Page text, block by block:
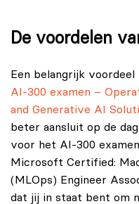
De voordelen
Een belangrijk
AI-300 examen –
and Generative AI
beter aansluit op de
voor het AI-300
Microsoft Certified:
(MLOps) Engineer
dat jij in staat bent om